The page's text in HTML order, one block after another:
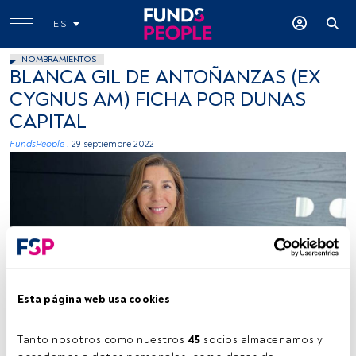
Esta página web usa cookies
Tanto nosotros como nuestros 45 socios almacenamos y
ES
NOMBRAMIENTOS
BLANCA GIL DE ANTOÑANZAS (EX
CYGNUS AM) FICHA POR DUNAS
CAPITAL
FundsPeople . 29 septiembre 2022
Tiempo lectura: 2 min.